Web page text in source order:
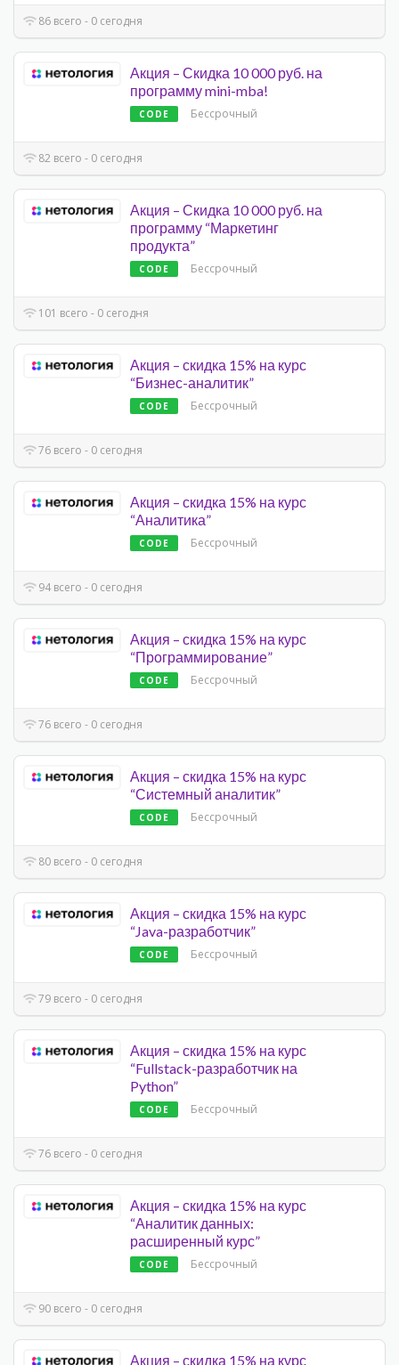
86 всего - 0 сегодня
Акция – Скидка 10 000 руб. на
программу mini-mba!
CODE Бессрочный
82 всего - 0 сегодня
Акция – Скидка 10 000 руб. на
программу “Маркетинг
продукта”
CODE Бессрочный
101 всего - 0 сегодня
Акция – скидка 15% на курс
“Бизнес-аналитик”
CODE Бессрочный
76 всего - 0 сегодня
Акция – скидка 15% на курс
“Аналитика”
CODE Бессрочный
94 всего - 0 сегодня
Акция – скидка 15% на курс
“Программирование”
CODE Бессрочный
76 всего - 0 сегодня
Акция – скидка 15% на курс
“Системный аналитик”
CODE Бессрочный
80 всего - 0 сегодня
Акция – скидка 15% на курс
“Java-разработчик”
CODE Бессрочный
79 всего - 0 сегодня
Акция – скидка 15% на курс
“Fullstack-разработчик на
Python”
CODE Бессрочный
76 всего - 0 сегодня
Акция – скидка 15% на курс
“Аналитик данных:
расширенный курс”
CODE Бессрочный
90 всего - 0 сегодня
Акция – скидка 15% на курс